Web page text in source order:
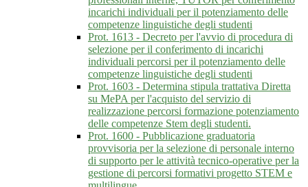
incarichi individuali per il potenziamento delle
competenze linguistiche degli studenti
Prot. 1613 - Decreto per l'avvio di procedura di
selezione per il conferimento di incarichi
individuali percorsi per il potenziamento delle
competenze linguistiche degli studenti
Prot. 1603 - Determina stipula trattativa Diretta
su MePA per l'acquisto del servizio di
realizzazione percorsi formazione potenziamento
delle competenze Stem degli studenti.
Prot. 1600 - Pubblicazione graduatoria
provvisoria per la selezione di personale interno
di supporto per le attività tecnico-operative per la
gestione di percorsi formativi progetto STEM e